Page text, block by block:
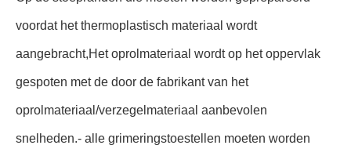
voordat het thermoplastisch materiaal wordt
aangebracht,Het oprolmateriaal wordt op het oppervlak
gespoten met de door de fabrikant van het
oprolmateriaal/verzegelmateriaal aanbevolen
snelheden.- alle grimeringstoestellen moeten worden